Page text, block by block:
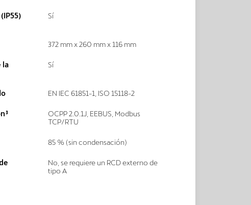
Sí
372 mm x 260 mm x 116 mm
la
Sí
EN IEC 61851-1, ISO 15118-2
OCPP 2.0.1J, EEBUS, Modbus
TCP/RTU
85 % (sin condensación)
No, se requiere un RCD externo de
tipo A